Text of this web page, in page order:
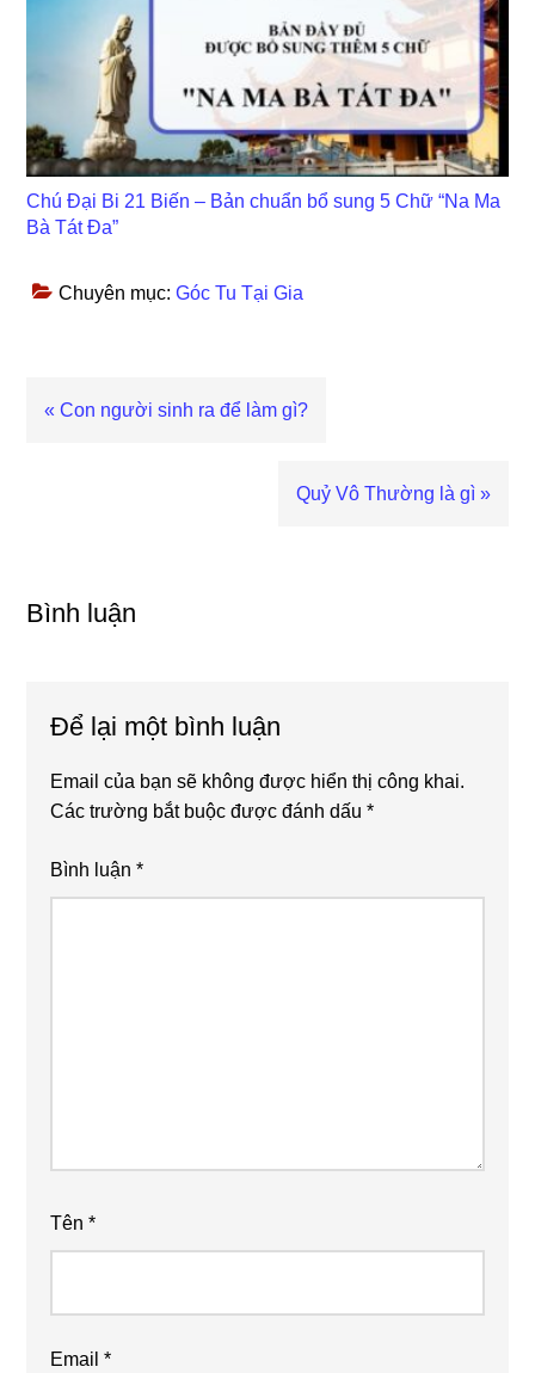
Chú Đại Bi 21 Biến – Bản chuẩn bổ sung 5 Chữ “Na Ma
Bà Tát Đa”
Chuyên mục:Góc Tu Tại Gia
Bài
« Con người sinh ra để làm gì?
Bài
Quỷ Vô Thường là gì »
Interactions
Bình luận
Để lại một bình luận
Email của bạn sẽ không được hiển thị công khai.
Các trường bắt buộc được đánh dấu*
Bình luận*
Tên*
Email*